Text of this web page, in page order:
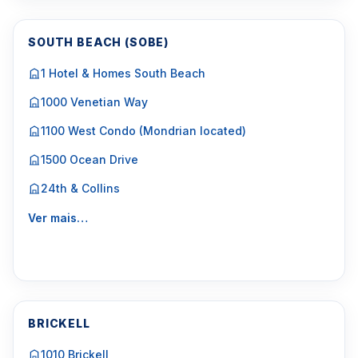
SOUTH BEACH (SOBE)
1 Hotel & Homes South Beach
1000 Venetian Way
1100 West Condo (Mondrian located)
1500 Ocean Drive
24th & Collins
Ver mais…
BRICKELL
1010 Brickell